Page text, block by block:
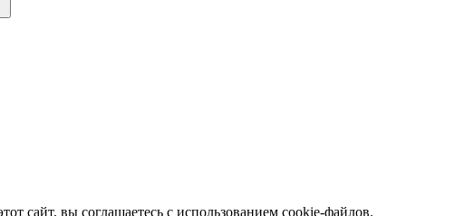
сайт, вы соглашаетесь с использованием cookie-файлов.